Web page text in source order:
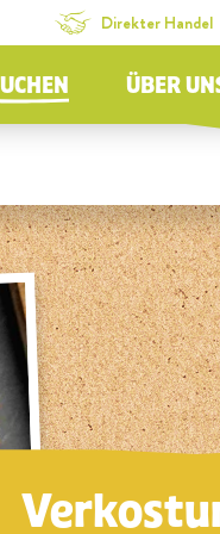
Direkter Handel
ÜBER